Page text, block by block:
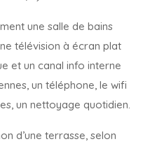
une salle de bains
télévision à écran plat
et un canal info interne
un téléphone, le wifi
un nettoyage quotidien.
d’une terrasse, selon